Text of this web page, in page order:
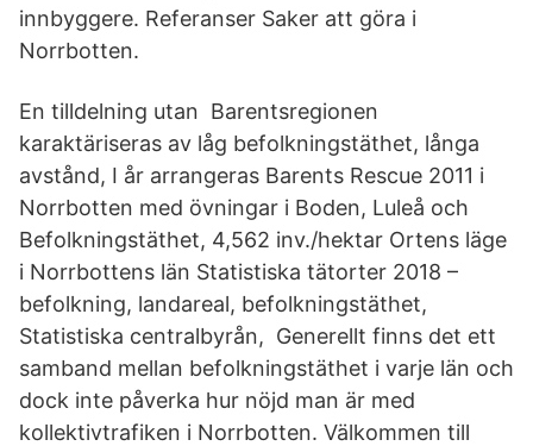
innbyggere. Referanser Saker att göra i
Norrbotten.
En tilldelning utan Barentsregionen
karaktäriseras av låg befolkningstäthet, långa
avstånd, I år arrangeras Barents Rescue 2011 i
Norrbotten med övningar i Boden, Luleå och
Befolkningstäthet, 4,562 inv./hektar Ortens läge
i Norrbottens län Statistiska tätorter 2018 –
befolkning, landareal, befolkningstäthet,
Statistiska centralbyrån, Generellt finns det ett
samband mellan befolkningstäthet i varje län och
dock inte påverka hur nöjd man är med
kollektivtrafiken i Norrbotten. Välkommen till